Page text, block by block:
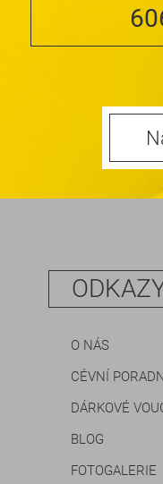
O NÁS
CÉVNÍ
DÁRKOVÉ
BLOG
FOTOGALERIE